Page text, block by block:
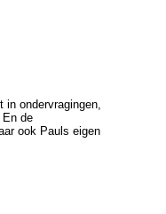
ondervragingen,
En de
ook Pauls eigen